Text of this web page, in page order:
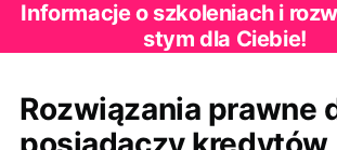
Informacje o szkoleniach i
stym dla Ciebie!
Rozwiązania prawne